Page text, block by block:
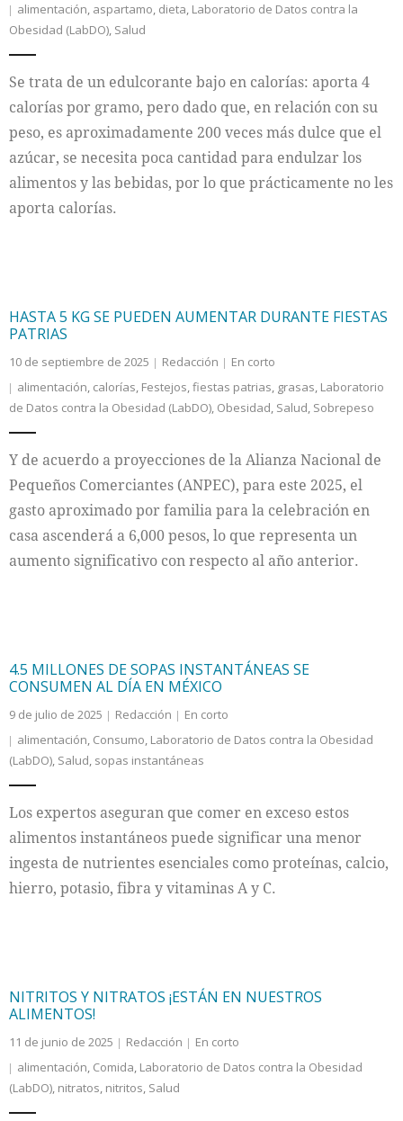
alimentación, aspartamo, dieta, Laboratorio de Datos contra la
Obesidad (LabDO), Salud
Se trata de un edulcorante bajo en calorías: aporta 4
calorías por gramo, pero dado que, en relación con su
peso, es aproximadamente 200 veces más dulce que el
azúcar, se necesita poca cantidad para endulzar los
alimentos y las bebidas, por lo que prácticamente no les
aporta calorías.
HASTA 5 KG SE PUEDEN AUMENTAR DURANTE FIESTAS
PATRIAS
10 de septiembre de 2025 Redacción
En corto
alimentación, calorías, Festejos,fiestas patrias, grasas, Laboratorio
de Datos contra la Obesidad (LabDO), Obesidad, Salud, Sobrepeso
Y de acuerdo a proyecciones de la Alianza Nacional de
Pequeños Comerciantes (ANPEC), para este 2025, el
gasto aproximado por familia para la celebración en
casa ascenderá a 6,000 pesos, lo que representa un
aumento significativo con respecto al año anterior.
4.5 MILLONES DE SOPAS INSTANTÁNEAS SE
CONSUMEN AL DÍA EN MÉXICO
9 de julio de 2025 Redacción
En corto
alimentación, Consumo, Laboratorio de Datos contra la Obesidad
(LabDO), Salud, sopas instantáneas
Los expertos aseguran que comer en exceso estos
alimentos instantáneos puede significar una menor
ingesta de nutrientes esenciales como proteínas, calcio,
hierro, potasio, fibra y vitaminas A y C.
NITRITOS Y NITRATOS ¡ESTÁN EN NUESTROS
ALIMENTOS!
11 de junio de 2025 Redacción
En corto
alimentación, Comida, Laboratorio de Datos contra la Obesidad
(LabDO), nitratos, nitritos, Salud